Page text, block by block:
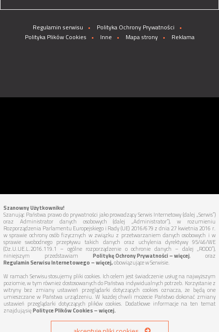
Regulamin serwisu
Polityka Ochrony Prywatności
Polityka Plików Cookies
Inne Mapa strony Reklama
Copyright ©ZlomowaniePojazdu.pl2026 All Rights Reserved.
Realizacja:Interprom.pl - Domeny premium, pozycjonowanie,
Szanowny Użytkowniku!
Szanując Państwa prawo do prywatności jako prowadzący Serwis Internetowy (dalej „Serwis”)
oraz Administrator danych osobowych (dalej „Administrator”), w rozumieniu
Rozporządzenia Parlamentu Europejskiego i Rady (UE) 2016/679 z dnia 27 kwietnia 2016 r.
w sprawie ochrony osób fizycznych w związku z przetwarzaniem danych osobowych i w
sprawie swobodnego przepływu takich danych oraz uchylenia dyrektywy 95/46/WE
(Dz.U.UE.L.2016.119.1 – ogólne rozporządzenie o ochronie danych – dalej „RODO”),
niniejszym przedstawiam Politykę Ochrony Prywatności – więcej, oraz
Regulamin Serwisu Internetowego – więcej,obowiązujące w Serwisie.
W ramach Serwisu stosujemy pliki cookies. Ich celem jest świadczenie usług na najwyższym
poziomie, w tym również dostosowanych do Państwa indywidualnych potrzeb. Korzystanie z
witryny bez zmiany ustawień przeglądarki dotyczących cookies oznacza, że będą one
umieszczane w Państwa urządzeniu. W każdej chwili możecie Państwo dokonać zmiany
ustawień przeglądarki dotyczących plików cookies. Dodatkowe informacje na ten temat
znajdują sięPolityce Plików Cookies – więcej.